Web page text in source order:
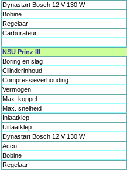
Dynastart Bosch 12 V 130 W
Bobine
Regelaar
Carburateur
NSU Prinz III
Boring en slag
Cilinderinhoud
Compressieverhouding
Vermogen
Max. koppel
Max. snelheid
Inlaatklep
Uitlaatklep
Dynastart Bosch 12 V 130 W
Accu
Bobine
Regelaar